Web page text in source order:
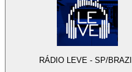
RÁDIO LEVE - SP/BRAZIL